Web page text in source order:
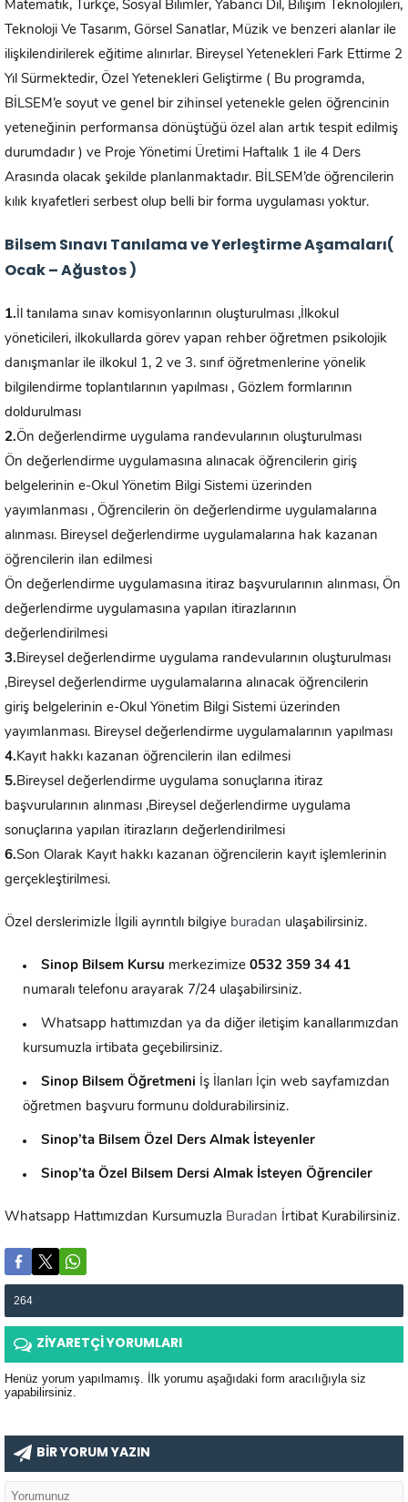
Matematik, Türkçe, Sosyal Bilimler, Yabancı Dil, Bilişim Teknolojileri,
Teknoloji Ve Tasarım, Görsel Sanatlar, Müzik ve benzeri alanlar ile
ilişkilendirilerek eğitime alınırlar. Bireysel Yetenekleri Fark Ettirme 2
Yıl Sürmektedir, Özel Yetenekleri Geliştirme ( Bu programda,
BİLSEM’e soyut ve genel bir zihinsel yetenekle gelen öğrencinin
yeteneğinin performansa dönüştüğü özel alan artık tespit edilmiş
durumdadır ) ve Proje Yönetimi Üretimi Haftalık 1 ile 4 Ders
Arasında olacak şekilde planlanmaktadır. BİLSEM’de öğrencilerin
kılık kıyafetleri serbest olup belli bir forma uygulaması yoktur.
Bilsem Sınavı Tanılama ve Yerleştirme Aşamaları(
Ocak – Ağustos )
1.İl tanılama sınav komisyonlarının oluşturulması ,İlkokul
yöneticileri, ilkokullarda görev yapan rehber öğretmen psikolojik
danışmanlar ile ilkokul 1, 2 ve 3. sınıf öğretmenlerine yönelik
bilgilendirme toplantılarının yapılması , Gözlem formlarının
doldurulması
2.Ön değerlendirme uygulama randevularının oluşturulması
Ön değerlendirme uygulamasına alınacak öğrencilerin giriş
belgelerinin e-Okul Yönetim Bilgi Sistemi üzerinden
yayımlanması , Öğrencilerin ön değerlendirme uygulamalarına
alınması. Bireysel değerlendirme uygulamalarına hak kazanan
öğrencilerin ilan edilmesi
Ön değerlendirme uygulamasına itiraz başvurularının alınması, Ön
değerlendirme uygulamasına yapılan itirazlarının
değerlendirilmesi
3.Bireysel değerlendirme uygulama randevularının oluşturulması
,Bireysel değerlendirme uygulamalarına alınacak öğrencilerin
giriş belgelerinin e-Okul Yönetim Bilgi Sistemi üzerinden
yayımlanması. Bireysel değerlendirme uygulamalarının yapılması
4.Kayıt hakkı kazanan öğrencilerin ilan edilmesi
5.Bireysel değerlendirme uygulama sonuçlarına itiraz
başvurularının alınması ,Bireysel değerlendirme uygulama
sonuçlarına yapılan itirazların değerlendirilmesi
6.Son Olarak Kayıt hakkı kazanan öğrencilerin kayıt işlemlerinin
gerçekleştirilmesi.
Özel derslerimizle İlgili ayrıntılı bilgiye buradan ulaşabilirsiniz.
Sinop Bilsem Kursu merkezimize 0532 359 34 41
numaralı telefonu arayarak 7/24 ulaşabilirsiniz.
Whatsapp hattımızdan ya da diğer iletişim kanallarımızdan
kursumuzla irtibata geçebilirsiniz.
Sinop Bilsem Öğretmeni İş İlanları İçin web sayfamızdan
öğretmen başvuru formunu doldurabilirsiniz.
Sinop’ta Bilsem Özel Ders Almak İsteyenler
Sinop’ta Özel Bilsem Dersi Almak İsteyen Öğrenciler
Whatsapp Hattımızdan Kursumuzla Buradan İrtibat Kurabilirsiniz.
264
ZİYARETÇİ YORUMLARI
Henüz yorum yapılmamış. İlk yorumu aşağıdaki form aracılığıyla siz
yapabilirsiniz.
BİR YORUM YAZIN